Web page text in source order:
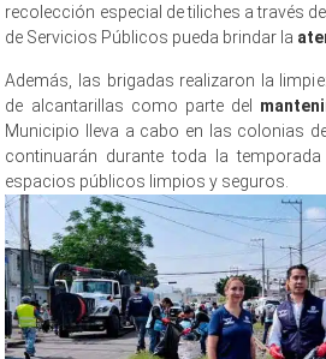
recolección especial de tiliches a través
de Servicios Públicos pueda brindar la
Además, las brigadas realizaron la
de alcantarillas como parte del
Municipio lleva a cabo en las colonias
continuarán durante toda la
espacios públicos limpios y seguros.